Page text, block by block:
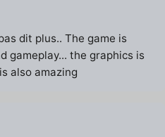
dit plus.. The game is
gameplay... the graphics is
also amazing